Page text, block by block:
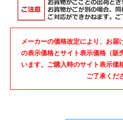
メーカーの価格改定により、お届
の表示価格とサイト表示価格（販
います。ご購入時のサイト表示価
ご了承くだ